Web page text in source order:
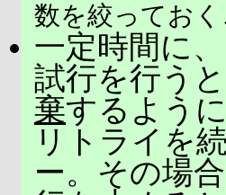
数を絞っておく
一定時間に
試行を行うと
棄するよう
リトライを
ー。その場